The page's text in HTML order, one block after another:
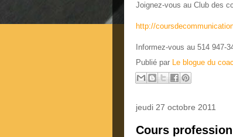
Joignez-vous au Club des
http://
Informez-vous au 514 947-
Publié par Le blogue du
jeudi 27 octobre 2011
Cours